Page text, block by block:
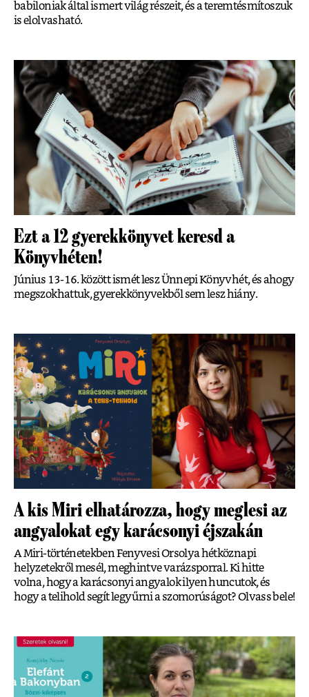
babiloniak által ismert világ részeit, és a teremtésmítoszuk
is elolvasható.
Ezt a 12 gyerekkönyvet keresd a
Könyvhéten!
Június 13-16. között ismét lesz Ünnepi Könyvhét, és ahogy
megszokhattuk, gyerekkönyvekből sem lesz hiány.
A kis Miri elhatározza, hogy meglesi az
angyalokat egy karácsonyi éjszakán
A Miri-történetekben Fenyvesi Orsolya hétköznapi
helyzetekről mesél, meghintve varázsporral. Ki hitte
volna, hogy a karácsonyi angyalok ilyen huncutok, és
hogy a telihold segít legyűrni a szomorúságot? Olvass bele!